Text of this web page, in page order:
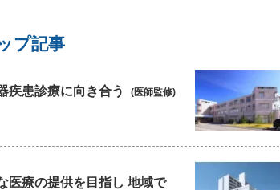
プ記事
疾患診療に向き合う (医師監修)
医療の提供を目指し 地域で